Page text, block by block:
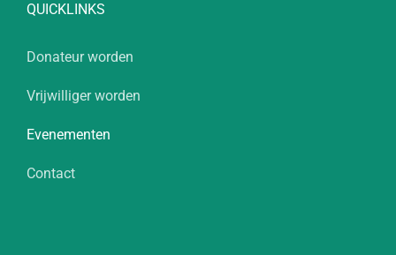
QUICKLINKS
Donateur worden
Vrijwilliger worden
Evenementen
Contact